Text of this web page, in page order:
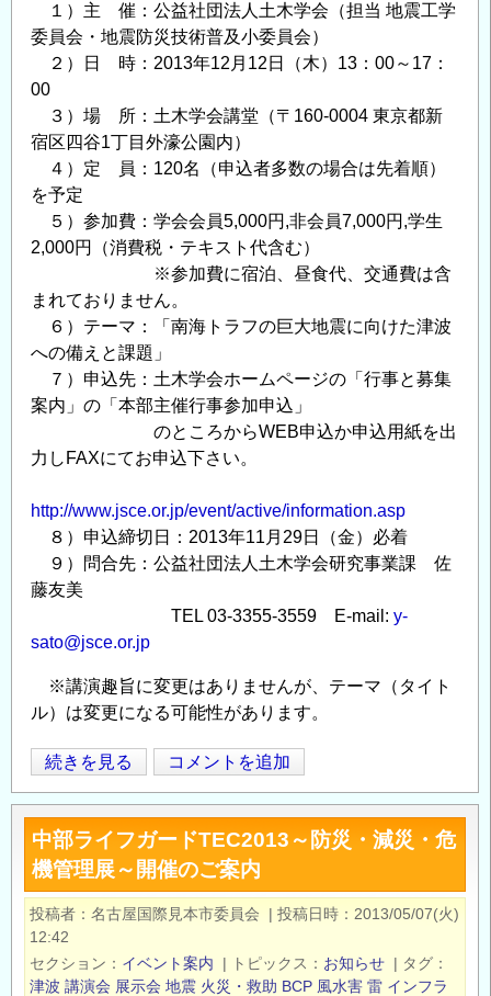
１）主 催：公益社団法人土木学会（担当 地震工学
委員会・地震防災技術普及小委員会）
２）日 時：2013年12月12日（木）13：00～17：
00
３）場 所：土木学会講堂（〒160-0004 東京都新
宿区四谷1丁目外濠公園内）
４）定 員：120名（申込者多数の場合は先着順）
を予定
５）参加費：学会会員5,000円,非会員7,000円,学生
2,000円（消費税・テキスト代含む）
※参加費に宿泊、昼食代、交通費は含
まれておりません。
６）テーマ：「南海トラフの巨大地震に向けた津波
への備えと課題」
７）申込先：土木学会ホームページの「行事と募集
案内」の「本部主催行事参加申込」
のところからWEB申込か申込用紙を出
力しFAXにてお申込下さい。
http://www.jsce.or.jp/event/active/information.asp
８）申込締切日：2013年11月29日（金）必着
９）問合先：公益社団法人土木学会研究事業課 佐
藤友美
TEL 03-3355-3559 E-mail: y-
sato@jsce.or.jp
※講演趣旨に変更はありませんが、テーマ（タイト
ル）は変更になる可能性があります。
第
13
回
地
震
災
害
マ
ネ
続きを見る コメントを追加
中部ライフガードTEC2013～防災・減災・危
機管理展～開催のご案内
投稿者 名古屋国際見本市委員会 | 投稿日時
2013/05/07(火)
12:42
セクション
イベント案内 | トピックス お知らせ | タグ
津波 講演会 展示会 地震 火災・救助 BCP 風水害 雷 インフラ